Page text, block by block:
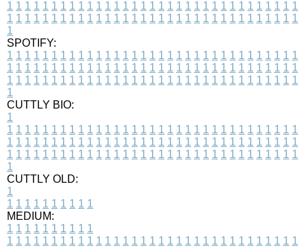
1 1 1 1 1 1 1 1 1 1 1 1 1 1 1 1 1 1 1 1 1 1 1 1 1 1 1 1 1 1 1 1 1
1 1 1 1 1 1 1 1 1 1 1 1 1 1 1 1 1 1 1 1 1 1 1 1 1 1 1 1 1 1 1 1 1
1
SPOTIFY:
1 1 1 1 1 1 1 1 1 1 1 1 1 1 1 1 1 1 1 1 1 1 1 1 1 1 1 1 1 1 1 1 1
1 1 1 1 1 1 1 1 1 1 1 1 1 1 1 1 1 1 1 1 1 1 1 1 1 1 1 1 1 1 1 1 1
1 1 1 1 1 1 1 1 1 1 1 1 1 1 1 1 1 1 1 1 1 1 1 1 1 1 1 1 1 1 1 1 1
1
CUTTLY BIO:
1
1 1 1 1 1 1 1 1 1 1 1 1 1 1 1 1 1 1 1 1 1 1 1 1 1 1 1 1 1 1 1 1 1
1 1 1 1 1 1 1 1 1 1 1 1 1 1 1 1 1 1 1 1 1 1 1 1 1 1 1 1 1 1 1 1 1
1 1 1 1 1 1 1 1 1 1 1 1 1 1 1 1 1 1 1 1 1 1 1 1 1 1 1 1 1 1 1 1 1
1
CUTTLY OLD:
1
1 1 1 1 1 1 1 1 1 1
MEDIUM:
1 1 1 1 1 1 1 1 1 1
1 1 1 1 1 1 1 1 1 1 1 1 1 1 1 1 1 1 1 1 1 1 1 1 1 1 1 1 1 1 1 1 1